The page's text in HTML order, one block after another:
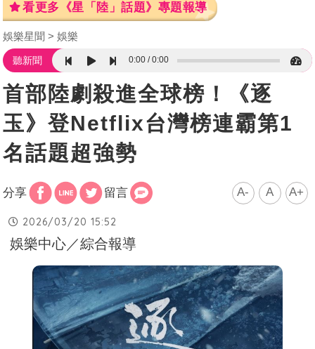
看更多《星「陸」話題》專題報導
娛樂星聞 娛樂
聽新聞 0:00 0:00
首部陸劇殺進全球榜！《逐
玉》登Netflix台灣榜連霸第1
名話題超強勢
分享 留言 A- A A+
2026/03/20 15:52
娛樂中心／綜合報導